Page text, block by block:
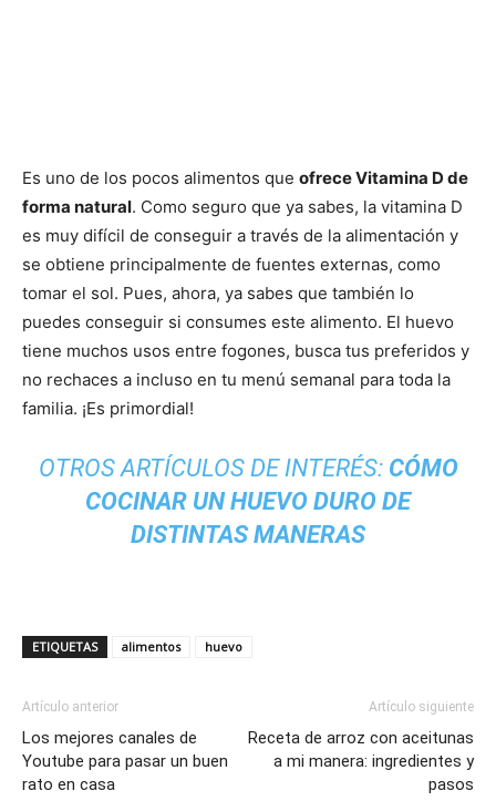
Es uno de los pocos alimentos que ofrece Vitamina D de
forma natural. Como seguro que ya sabes, la vitamina D
es muy difícil de conseguir a través de la alimentación y
se obtiene principalmente de fuentes externas, como
tomar el sol. Pues, ahora, ya sabes que también lo
puedes conseguir si consumes este alimento. El huevo
tiene muchos usos entre fogones, busca tus preferidos y
no rechaces a incluso en tu menú semanal para toda la
familia. ¡Es primordial!
OTROS ARTÍCULOS DE INTERÉS: CÓMO
COCINAR UN HUEVO DURO DE
DISTINTAS MANERAS
ETIQUETAS alimentos huevo
Artículo anterior
Los mejores canales de
Youtube para pasar un buen
rato en casa
Artículo siguiente
Receta de arroz con aceitunas
a mi manera: ingredientes y
pasos